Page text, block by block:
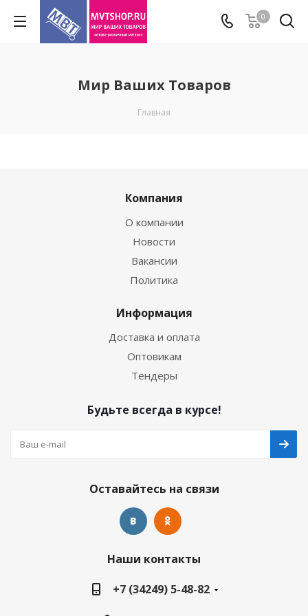
0
Мир Ваших Товаров
Главная
Компания
О компании
Новости
Вакансии
Политика
Информация
Доставка и оплата
Оптовикам
Тендеры
Будьте всегда в курсе!
Оставайтесь на связи
Наши контакты
+7 (34249) 5-48-82